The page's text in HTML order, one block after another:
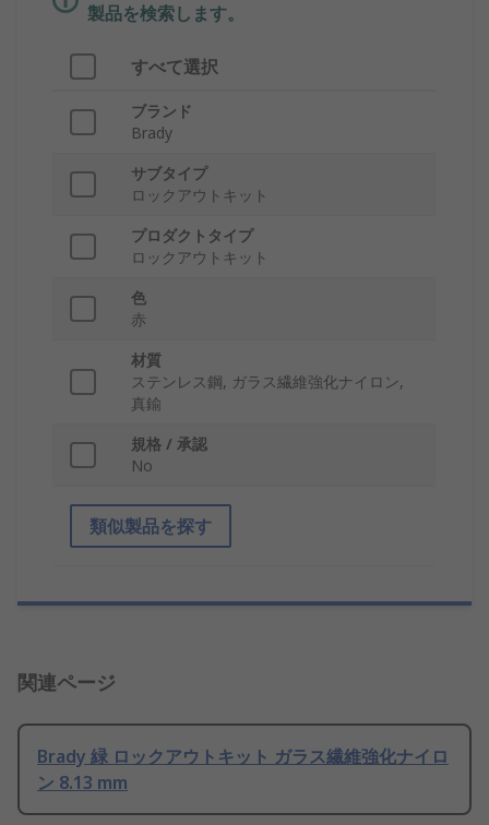
製品を検索します。
すべて選択
ブランド
Brady
サブタイプ
ロックアウトキット
プロダクトタイプ
ロックアウトキット
色
赤
材質
ステンレス鋼, ガラス繊維強化ナイロン,
真鍮
規格 / 承認
No
類似製品を探す
関連ページ
Brady 緑 ロックアウトキット ガラス繊維強化ナイロ
ン 8.13 mm